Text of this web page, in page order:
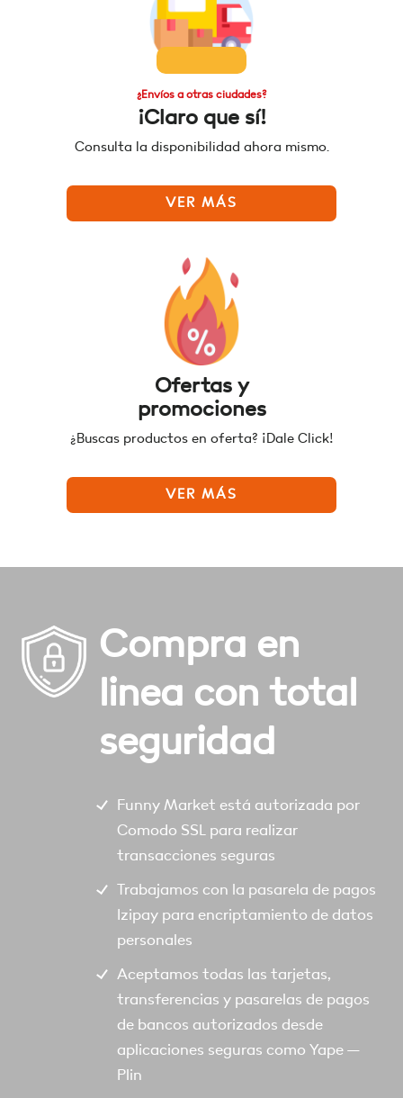
¿Envíos a otras ciudades?
¡Claro que sí!
Consulta la disponibilidad ahora mismo.
VER MÁS
Ofertas y
promociones
¿Buscas productos en oferta? ¡Dale Click!
VER MÁS
Compra en
linea con total
seguridad
Funny Market está autorizada por
Comodo SSL para realizar
transacciones seguras
Trabajamos con la pasarela de pagos
Izipay para encriptamiento de datos
personales
Aceptamos todas las tarjetas,
transferencias y pasarelas de pagos
de bancos autorizados desde
aplicaciones seguras como Yape –
Plin